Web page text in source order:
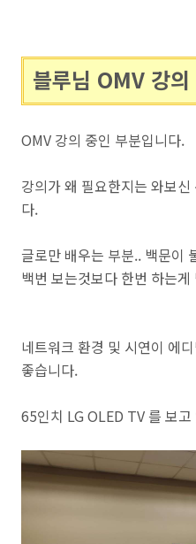
블루님 OMV 강의
OMV 강의 중인 부분입니다.
강의가 왜 필요한지는 와보
다.
글로만 배우는 부분.. 백문이
백번 보는것보다 한번 하는게
네트워크 환경 및 시연이 에
좋습니다.
65인치 LG OLED TV 를 보고